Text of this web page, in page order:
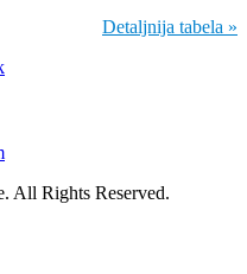
Detaljnija tabela »
All Rights Reserved.